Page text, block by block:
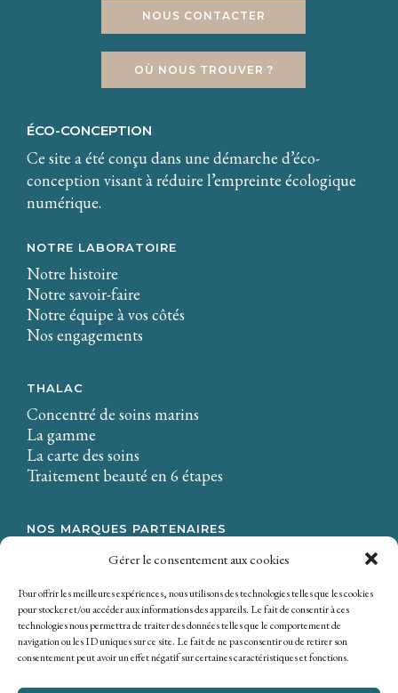
Gérer le consentement aux cookies
Pour offrir les meilleures expériences, nous utilisons des technologies telles que les cookies
pour stocker et/ou accéder aux informations des appareils. Le fait de consentir à ces
technologies nous permettra de traiter des données telles que le comportement de
navigation ou les ID uniques sur ce site. Le fait de ne pas consentir ou de retirer son
consentement peut avoir un effet négatif sur certaines caractéristiques et fonctions.
NOUS CONTACTER
OÙ NOUS TROUVER ?
ÉCO-CONCEPTION
Ce site a été conçu dans une démarche d’éco-
conception visant à réduire l’empreinte écologique
numérique.
NOTRE LABORATOIRE
Notre histoire
Notre savoir-faire
Notre équipe à vos côtés
Nos engagements
THALAC
Concentré de soins marins
La gamme
La carte des soins
Traitement beauté en 6 étapes
NOS MARQUES PARTENAIRES
Mondial Beauté